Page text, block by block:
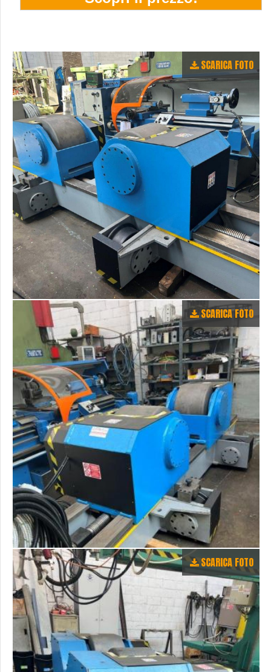
SCARICA FOTO
SCARICA FOTO
SCARICA FOTO